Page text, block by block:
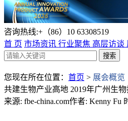
咨询热线:+（86）10 63308519
首 页 市场资讯 行业聚焦 高层访谈
您现在所在位置： 首页 > 展会概览
共建生物产业高地 2019年广州生
来源: fbe-china.com作者: Kenny Fu